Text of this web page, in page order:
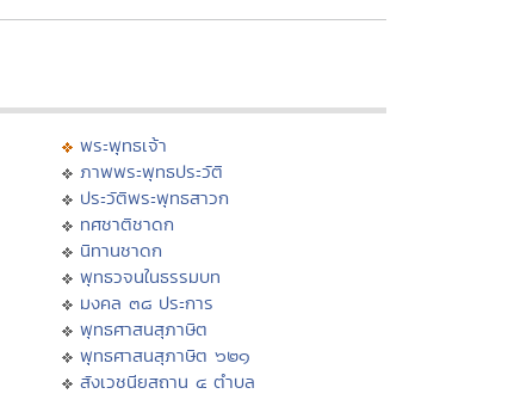
พระพุทธเจ้า
ภาพพระพุทธประวัติ
ประวัติพระพุทธสาวก
ทศชาติชาดก
นิทานชาดก
พุทธวจนในธรรมบท
มงคล ๓๘ ประการ
พุทธศาสนสุภาษิต
พุทธศาสนสุภาษิต ๖๒๑
สังเวชนียสถาน ๔ ตำบล